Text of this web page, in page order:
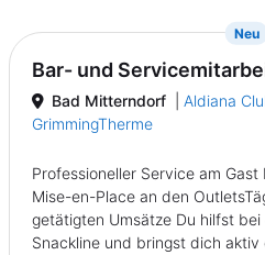
Neu
Bar- und
Bad Mitterndorf
Aldiana
GrimmingTherme
Professioneller Service am
Mise-en-Place an den
getätigten Umsätze Du hilfst
Snackline und bringst dich